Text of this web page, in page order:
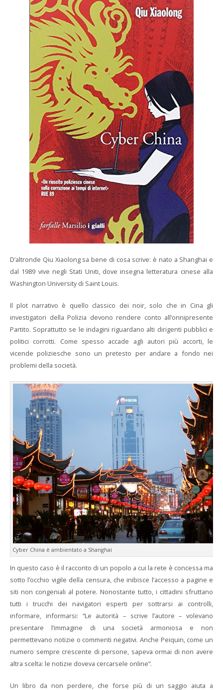
D’altronde Qiu Xiaolong sa bene di cosa scrive: è nato a Shanghai e
dal 1989 vive negli Stati Uniti, dove insegna letteratura cinese alla
Washington University di Saint Louis.
Il plot narrativo è quello classico dei noir, solo che in Cina gli
investigatori della Polizia devono rendere conto all’onnipresente
Partito. Soprattutto se le indagini riguardano alti dirigenti pubblici e
politici corrotti. Come spesso accade agli autori più accorti, le
vicende poliziesche sono un pretesto per andare a fondo nei
problemi della società.
Cyber China è ambientato a Shanghai
In questo caso è il racconto di un popolo a cui la rete è concessa ma
sotto l’occhio vigile della censura, che inibisce l’accesso a pagine e
siti non congeniali al potere. Nonostante tutto, i cittadini sfruttano
tutti i trucchi dei navigatori esperti per sottrarsi ai controlli,
informare, informarsi: “Le autorità – scrive l’autore – volevano
presentare l’immagine di una società armoniosa e non
permettevano notizie o commenti negativi. Anche Peiquin, come un
numero sempre crescente di persone, sapeva ormai di non avere
altra scelta: le notizie doveva cercarsele online”.
Un libro da non perdere, che forse più di un saggio aiuta a